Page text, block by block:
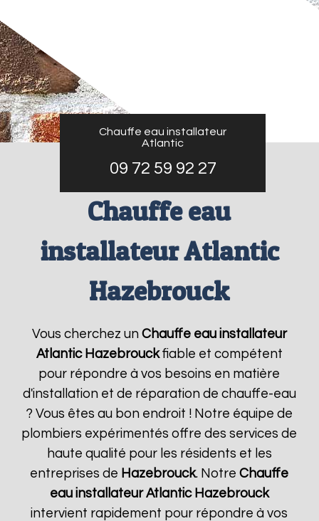
Chauffe eau installateur
Atlantic
09 72 59 92 27
Chauffe eau
installateur Atlantic
Hazebrouck
Vous cherchez un Chauffe eau installateur
Atlantic Hazebrouckfiable et compétent
pour répondre à vos besoins en matière
d'installation et de réparation de chauffe-eau
? Vous êtes au bon endroit ! Notre équipe de
plombiers expérimentés offre des services de
haute qualité pour les résidents et les
entreprises de Hazebrouck. NotreChauffe
eau installateur Atlantic Hazebrouck
intervient rapidement pour répondre à vos